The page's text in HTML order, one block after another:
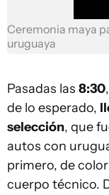
Ceremonia maya
uruguaya
Pasadas las 8:30
de lo esperado,
selección, que
autos con
primero, de color
cuerpo técnico.